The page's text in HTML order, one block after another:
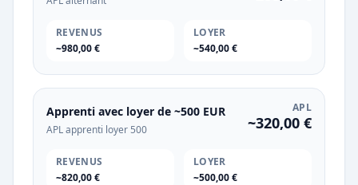
REVENUS
~980,00 €
LOYER
~540,00 €
Apprenti avec loyer de ~500 EUR
APL apprenti loyer 500
APL
~320,00 €
REVENUS
~820,00 €
LOYER
~500,00 €